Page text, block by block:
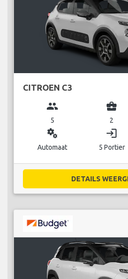
CITROEN C3
group
5
business_center
2
miscellaneous_services
Automaat
login
5 Portier
DETAILS